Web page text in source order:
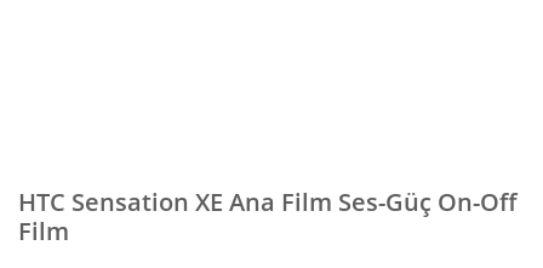
HTC Sensation XE Ana Film Ses-Güç On-Off
Film